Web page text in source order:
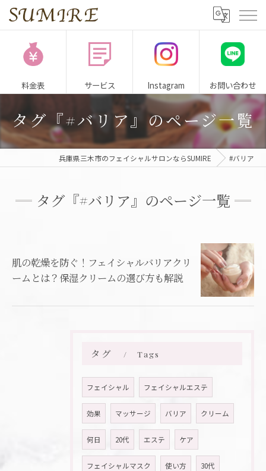
料金表 サービス Instagram お問い合わせ
タグ『#バリア』のページ一覧
兵庫県三木市のフェイシャルサロンならSUMIRE #バリア
タグ『#バリア』のページ一覧
肌の乾燥を防ぐ！フェイシャルバリアクリ
ームとは？保湿クリームの選び方も解説
タグ Tags
フェイシャル フェイシャルエステ
効果 マッサージ バリア クリーム
何日 20代 エステ ケア
フェイシャルマスク 使い方 30代